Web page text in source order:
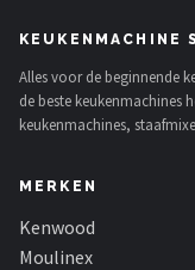
Magimix
Bardi
Bartscher
KEUKENMACHINE
Alles voor de beginnende
de beste keukenmachines
keukenmachines,
MERKEN
Kenwood
Moulinex